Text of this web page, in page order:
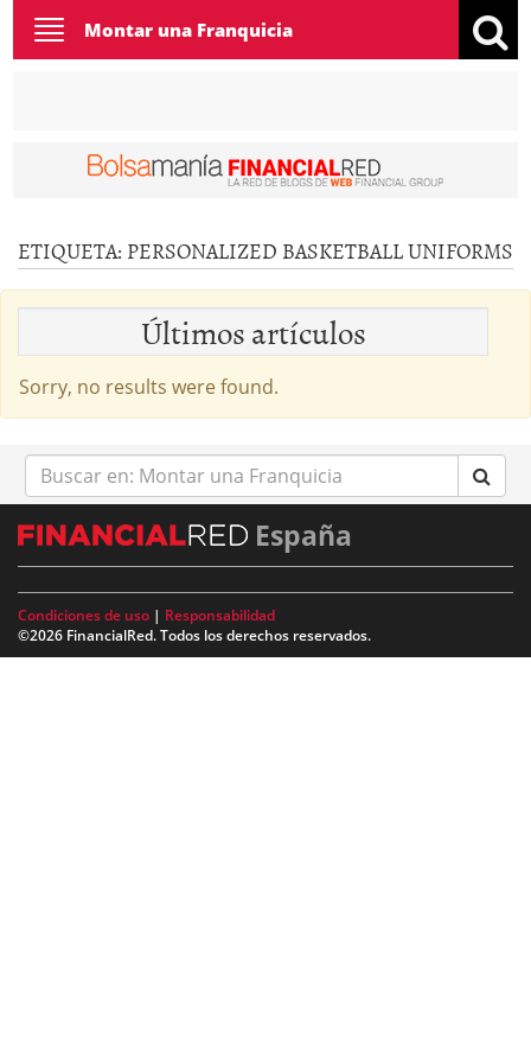
Toggle
navigation
Montar una Franquicia
ETIQUETA: PERSONALIZED BASKETBALL UNIFORMS
Últimos artículos
Sorry, no results were found.
Buscar
en:
España
Condiciones de uso | Responsabilidad
©2026 FinancialRed. Todos los derechos reservados.